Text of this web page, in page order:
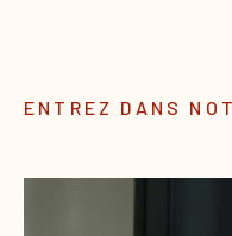
ENTREZ DANS